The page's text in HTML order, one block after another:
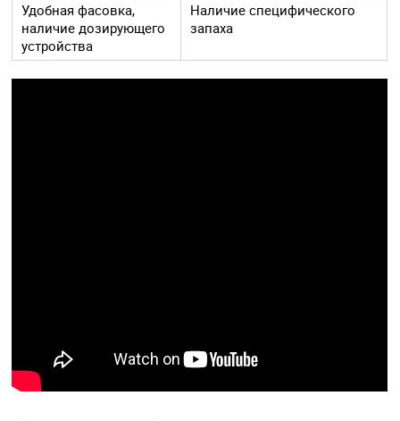
Удобная фасовка,
наличие дозирующего
устройства
Наличие специфического
запаха